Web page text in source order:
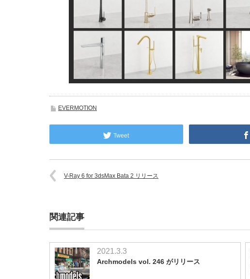
EVERMOTION
Tweet
V-Ray 6 for 3dsMax Bata 2 リリース
関連記事
2021.3.3
Archmodels vol. 246 がリリース